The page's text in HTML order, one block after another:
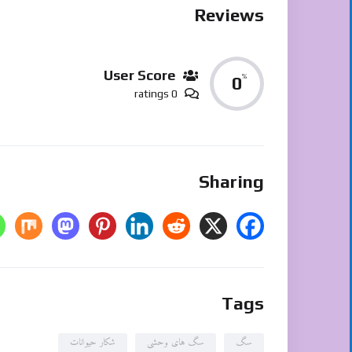
Reviews
0%
User Score
0 ratings
Sharing
Tags
سگ سگ های وحشی شکار حیوانات